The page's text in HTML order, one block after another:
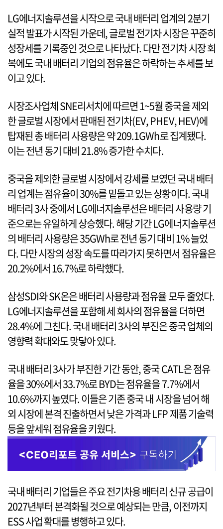
LG에너지솔루션을 시작으로 국내 배터리 업계의 2분기
실적 발표가 시작된 가운데, 글로벌 전기차 시장은 꾸준히
성장세를 기록중인 것으로 나타났다. 다만 전기차 시장 회
복에도 국내 배터리 기업의 점유율은 하락하는 추세를 보
이고 있다.
시장조사업체 SNE리서치에 따르면 1~5월 중국을 제외
한 글로벌 시장에서 판매된 전기차(EV, PHEV, HEV)에
탑재된 총 배터리 사용량은 약 209.1GWh로 집계됐다.
이는 전년 동기 대비 21.8% 증가한 수치다.
중국을 제외한 글로벌 시장에서 강세를 보였던 국내 배터
리 업계는 점유율이 30%를 밑돌고 있는 상황이다. 국내
배터리 3사 중에서 LG에너지솔루션은 배터리 사용량 기
준으로는 유일하게 상승했다. 해당 기간 LG에너지솔루션
의 배터리 사용량은 35GWh로 전년 동기 대비 1% 늘었
다. 다만 시장의 성장 속도를 따라가지 못하면서 점유율은
20.2%에서 16.7%로 하락했다.
삼성SDI와 SK온은 배터리 사용량과 점유율 모두 줄었다.
LG에너지솔루션을 포함해 세 회사의 점유율을 더하면
28.4%에 그친다. 국내 배터리 3사의 부진은 중국 업체의
영향력 확대와도 맞닿아 있다.
국내 배터리 3사가 부진한 기간 동안, 중국 CATL은 점유
율을 30%에서 33.7%로 BYD는 점유율을 7.7%에서
10.6%까지 높였다. 이들은 기존 중국 내 시장을 넘어 해
외 시장에 본격 진출하면서 낮은 가격과 LFP 제품 기술력
등을 앞세워 점유율을 키웠다.
국내 배터리 기업들은 주요 전기차용 배터리 신규 공급이
2027년부터 본격화될 것으로 예상되는 만큼, 이전까지
ESS 사업 확대를 병행하고 있다.